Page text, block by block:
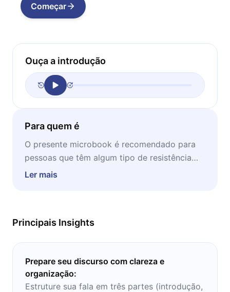
Começar
Ouça a introdução
Para quem é
O presente microbook é recomendado para
pessoas que têm algum tipo de resistência
quando falamos em manifestações e
aqui presentes.
Ler mais
Principais Insights
Prepare seu discurso com clareza e
organização:
Estruture sua fala em três partes (introdução,